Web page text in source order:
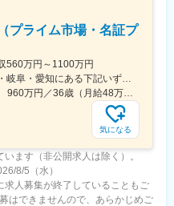
プライム市場・名証プ
560万円～1100万円
気になる
ます（非公開求人は除く）。
8/5（水）
人募集が終了していることもご
はできませんので、あらかじめご